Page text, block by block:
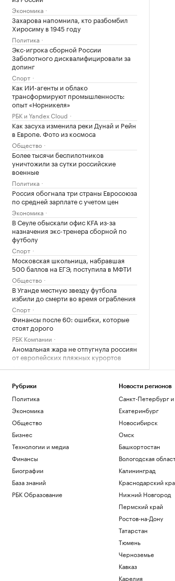
Экономика
Захарова напомнила, кто разбомбил
Хиросиму в 1945 году
Политика
Экс-игрока сборной России
Заболотного дисквалифицировали за
допинг
Спорт
Как ИИ-агенты и облако
трансформируют промышленность:
опыт «Норникеля»
РБК и Yandex Cloud
Как засуха изменила реки Дунай и Рейн
в Европе. Фото из космоса
Общество
Более тысячи беспилотников
уничтожили за сутки российские
военные
Политика
Россия обогнала три страны Евросоюза
по средней зарплате с учетом цен
Экономика
В Сеуле обыскали офис KFA из-за
назначения экс-тренера сборной по
футболу
Спорт
Московская школьница, набравшая
500 баллов на ЕГЭ, поступила в МФТИ
Общество
В Уганде местную звезду футбола
избили до смерти во время ограбления
Спорт
Финансы после 60: ошибки, которые
стоят дорого
РБК Компании
Аномальная жара не отпугнула россиян
от европейских пляжных курортов
Общество
планируется направить ₽1,5 млрд в
2026 г.
Ростов-на-Дону
В Литве заявили о риске «операций под
ложным флагом» против стран Балтии
Политика
15–20% рынка в цифре: на что уже
повлияли технологии в страховании
Федерация хоккея РФ примет решение
о дальнейшей судьбе ХК «Ростов»
Ростов-на-Дону
Школы с отличием: как изменилось
Рубрики
Политика
Экономика
Общество
Бизнес
Технологии и медиа
Финансы
Биографии
База знаний
РБК Образование
Новости регионов
Санкт-Петербург
Екатеринбург
Новосибирск
Омск
Башкортостан
Вологодская
Калининград
Краснодарский
Нижний Новгород
Пермский край
Ростов-на-Дону
Татарстан
Тюмень
Черноземье
Кавказ
Карелия